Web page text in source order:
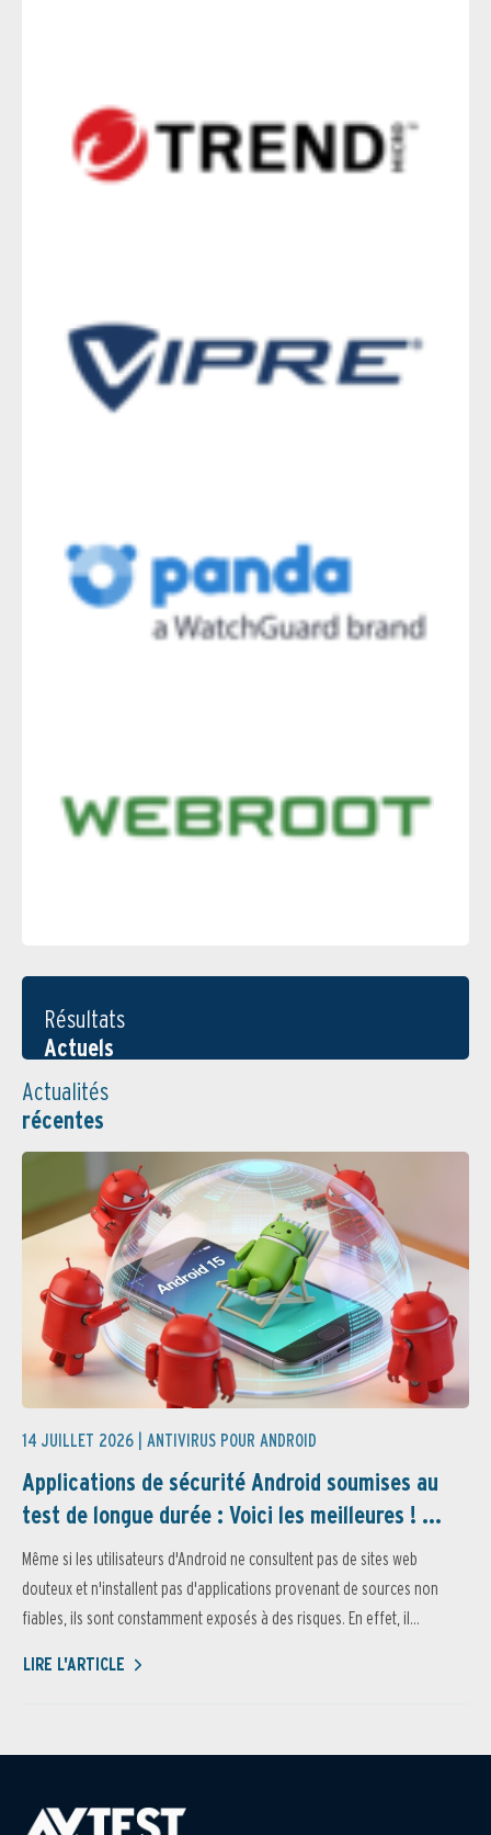
Résultats
Actuels
Actualités
récentes
14 JUILLET 2026 | ANTIVIRUS POUR ANDROID
Applications de sécurité Android soumises au
test de longue durée : Voici les meilleures ! ...
Même si les utilisateurs d'Android ne consultent pas de sites web
douteux et n'installent pas d'applications provenant de sources non
fiables, ils sont constamment exposés à des risques. En effet, il...
LIRE L'ARTICLE